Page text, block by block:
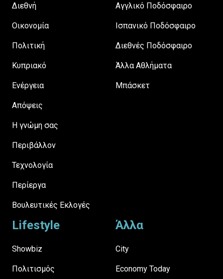
Διεθνή
Οικονομία
Πολιτική
Κυπριακό
Ενέργεια
Απόψεις
H γνώμη σας
Περιβάλλον
Τεχνολογία
Περίεργα
Βουλευτικές Εκλογές
Αγγλικό Ποδόσφαιρο
Ισπανικό Ποδόσφαιρο
Διεθνές Ποδόσφαιρο
Άλλα Αθλήματα
Μπάσκετ
Lifestyle
Showbiz
Πολιτισμός
Άλλα
City
Economy Today